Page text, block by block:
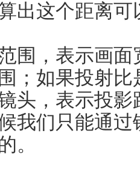
出这个距离
围，表示画
；如果投射
头，表示投
我们只能通
。